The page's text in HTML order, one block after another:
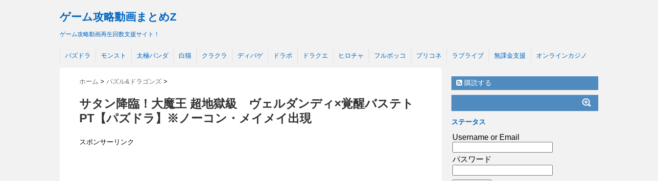
ゲーム攻略動画まとめZ
ゲーム攻略動画再生回数支援サイト！
パズドラ モンスト 太極パンダ 白猫 クラクラ ディバゲ ドラポ ドラクエ ヒロチャ フルボッコ プリコネ ラブライブ 無課金支援 オンラインカジノ
ホーム > パズル&ドラゴンズ >
サタン降臨！大魔王 超地獄級 ヴェルダンディ×覚醒バステト
PT【パズドラ】※ノーコン・メイメイ出現
スポンサーリンク
購読する
ステータス
Username or Email
パスワード